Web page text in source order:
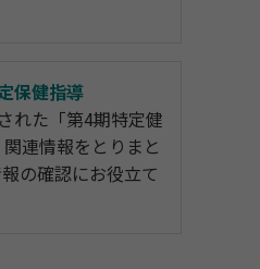
保健指導
れた「第4期特定健
連情報をとりまと
の確認にお役立て